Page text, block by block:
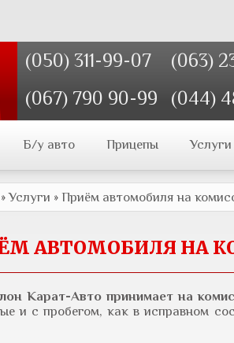
(050) 311-99-07
(067) 790 90-99
(063)
(044)
Б/у авто Прицепы Услуги
»Услуги » Приём автомобиля на
АВТОМОБИЛЯ НА
Карат-Авто принимает на
и с пробегом, как в исправном